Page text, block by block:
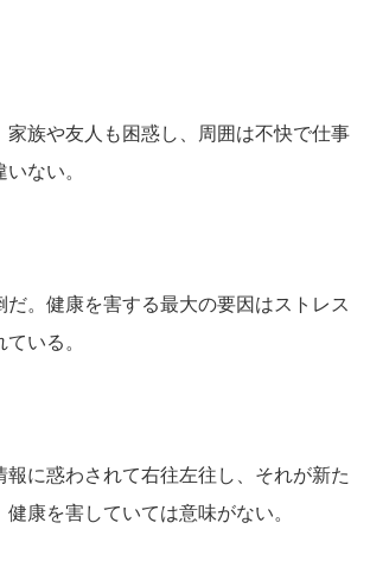
家族や友人も困惑し、周囲は不快で仕事
ない。
だ。健康を害する最大の要因はストレス
いる。
報に惑わされて右往左往し、それが新た
康を害していては意味がない。